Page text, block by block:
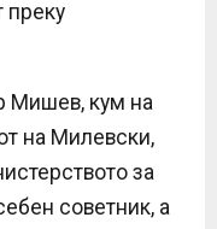
преку
Мишев, кум на
на Милевски,
за
советник, а